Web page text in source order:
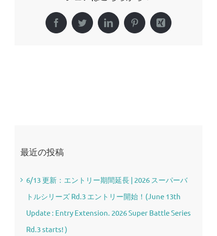
FacebookTwitterLinkedIn PinterestXing
最近の投稿
6/13 更新：エントリー期間延長 | 2026 スーパーバ
トルシリーズ Rd.3 エントリー開始！(June 13th
Update : Entry Extension. 2026 Super Battle Series
Rd.3 starts! )